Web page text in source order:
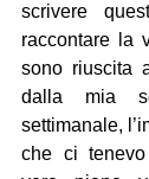
scrivere
raccontare la
sono riuscita
dalla mia
settimanale,
che ci